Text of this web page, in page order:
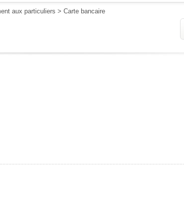
aux particuliers > Carte bancaire